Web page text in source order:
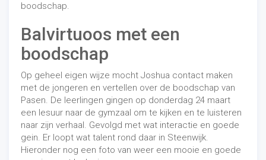
boodschap.
Balvirtuoos met een
boodschap
Op geheel eigen wijze mocht Joshua contact maken
met de jongeren en vertellen over de boodschap van
Pasen. De leerlingen gingen op donderdag 24 maart
een lesuur naar de gymzaal om te kijken en te luisteren
naar zijn verhaal. Gevolgd met wat interactie en goede
gein. Er loopt wat talent rond daar in Steenwijk.
Hieronder nog een foto van weer een mooie en goede